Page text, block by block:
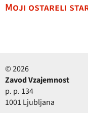
Moji ostareli
© 2026
Zavod Vzajemnost
p. p. 134
1001 Ljubljana